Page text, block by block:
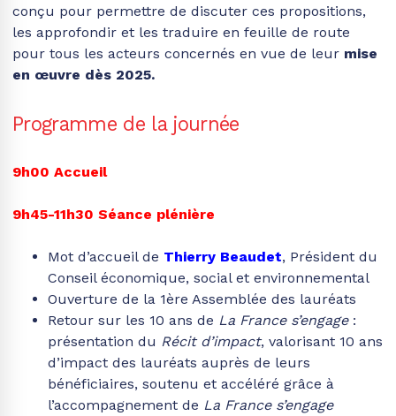
conçu pour permettre de discuter ces propositions,
les approfondir et les traduire en feuille de route
pour tous les acteurs concernés en vue de leur mise
en œuvre dès 2025.
Programme de la journée
9h00 Accueil
9h45-11h30 Séance plénière
Mot d’accueil de Thierry Beaudet, Président du
Conseil économique, social et environnemental
Ouverture de la 1ère Assemblée des lauréats
Retour sur les 10 ans de La France s’engage:
présentation du Récit d’impact, valorisant 10 ans
d’impact des lauréats auprès de leurs
bénéficiaires, soutenu et accéléré grâce à
l’accompagnement de La France s’engage